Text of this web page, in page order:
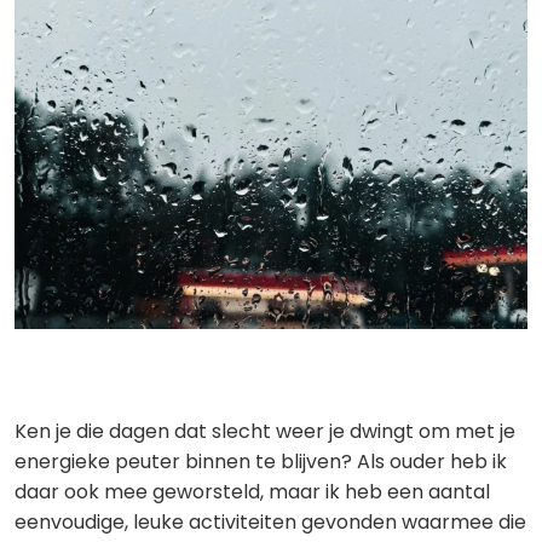
Ken je die dagen dat slecht weer je dwingt om met je
energieke peuter binnen te blijven? Als ouder heb ik
daar ook mee geworsteld, maar ik heb een aantal
eenvoudige, leuke activiteiten gevonden waarmee die